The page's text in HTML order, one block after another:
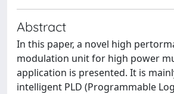
Abstract
In this paper, a novel high
modulation unit for high power
application is presented. It is
intelligent PLD (Programmable